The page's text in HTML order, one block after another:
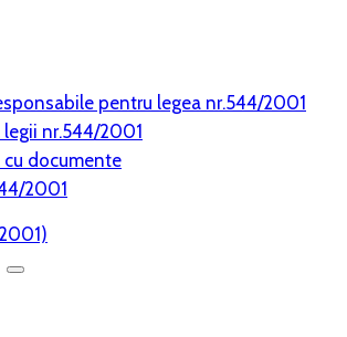
pentru legea nr.544/2001
nr.544/2001
documente
2001